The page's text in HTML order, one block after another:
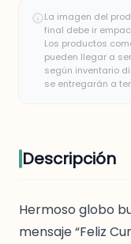
La imagen del
final debe ir
Los productos
pueden llegar a
según inventario
se entregarán a
Descripción
Hermoso globo
mensaje “Feliz